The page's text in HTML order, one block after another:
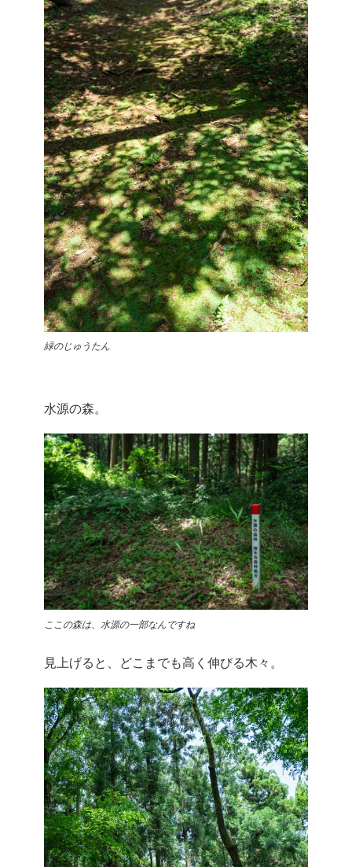
緑のじゅうたん
水源の森。
ここの森は、水源の一部なんですね
見上げると、どこまでも高く伸びる木々。